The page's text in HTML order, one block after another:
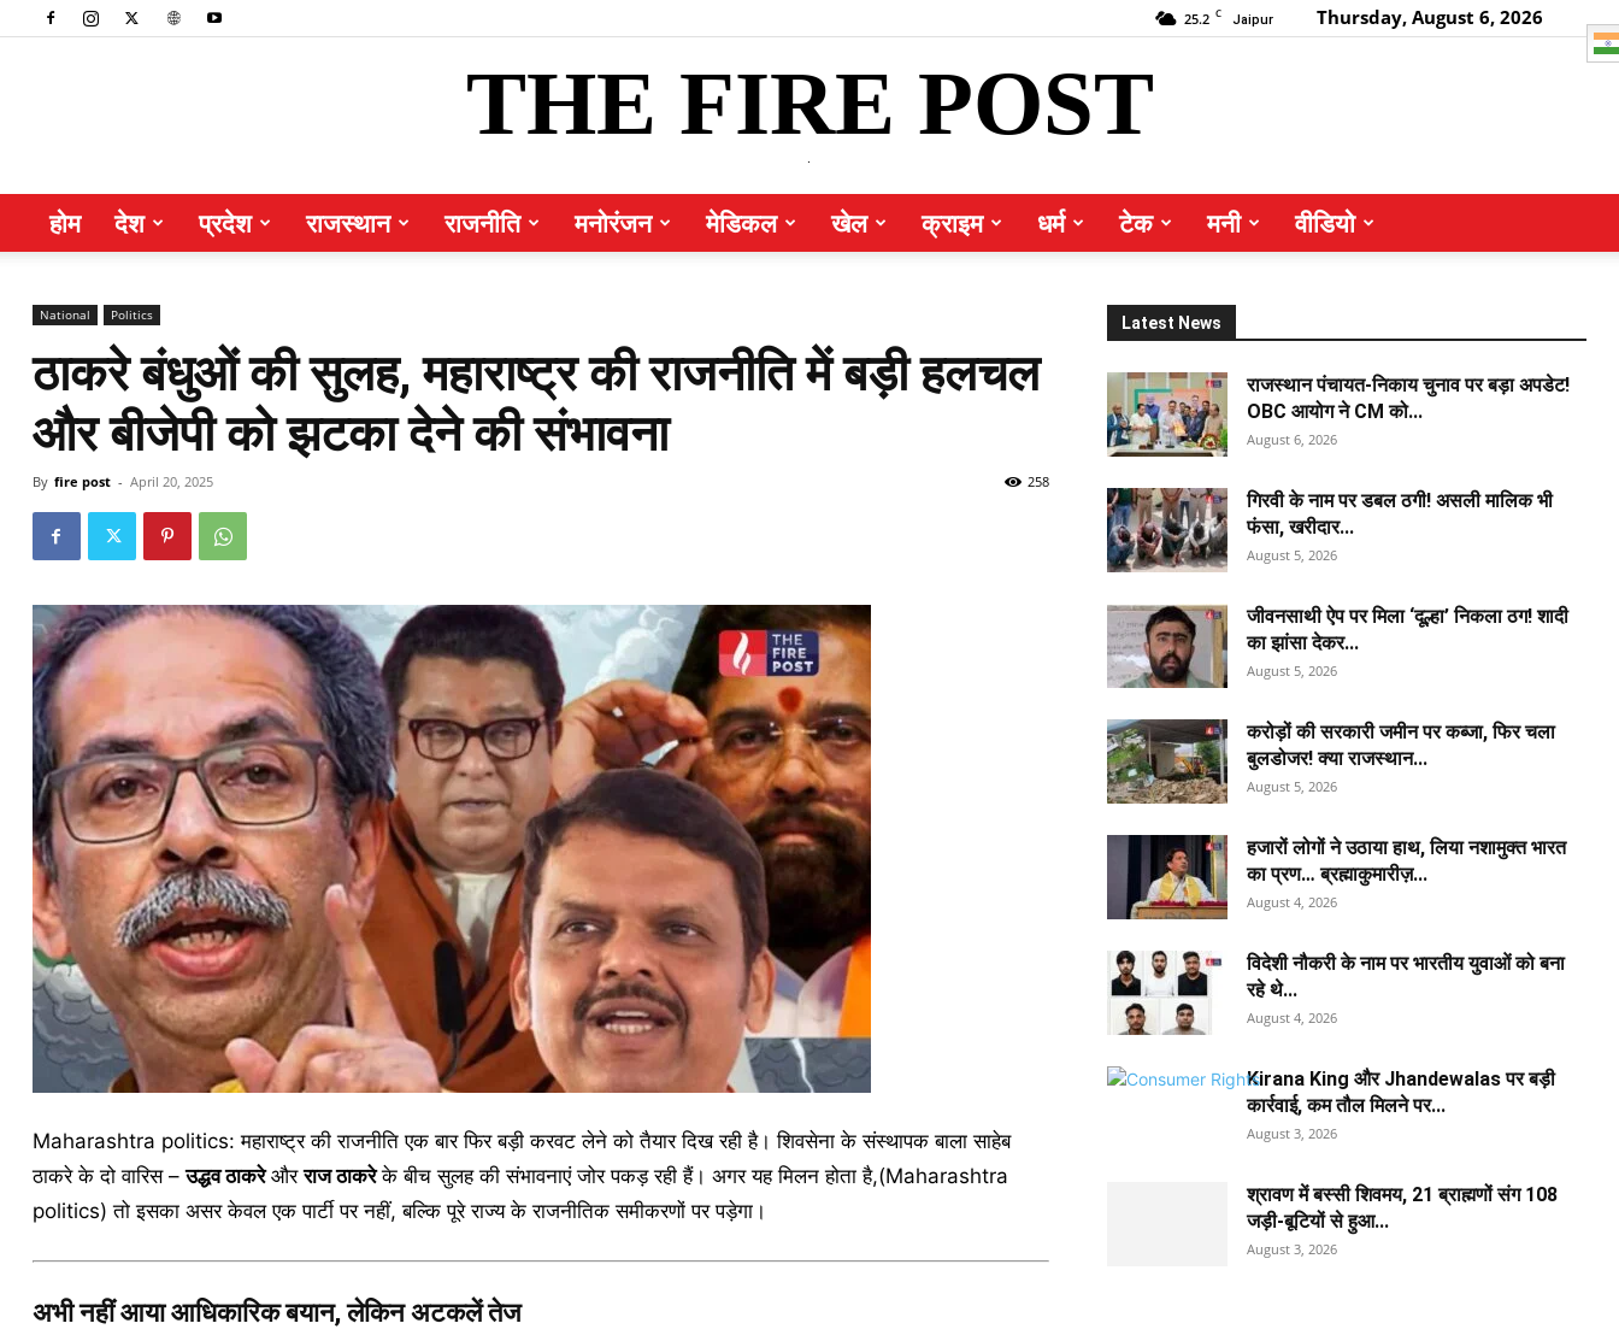
25.2 C Jaipur Thursday, August 6, 2026
THE FIRE POST
होम देश प्रदेश राजस्थान राजनीति मनोरंजन मेडिकल खेल क्राइम धर्म टेक मनी वीडियो
National Politics
ठाकरे बंधुओं की सुलह, महाराष्ट्र की राजनीति में बड़ी हलचल
और बीजेपी को झटका देने की संभावना
By fire post - April 20, 2025 258
Maharashtra politics: महाराष्ट्र की राजनीति एक बार फिर बड़ी करवट लेने को तैयार दिख रही है। शिवसेना के संस्थापक बाला साहेब
ठाकरे के दो वारिस –उद्धव ठाकरेऔरराज ठाकरेके बीच सुलह की संभावनाएं जोर पकड़ रही हैं। अगर यह मिलन होता है,(Maharashtra
politics) तो इसका असर केवल एक पार्टी पर नहीं, बल्कि पूरे राज्य के राजनीतिक समीकरणों पर पड़ेगा।
अभी नहीं आया आधिकारिक बयान, लेकिन अटकलें तेज
Latest News
राजस्थान पंचायत-निकाय चुनाव पर बड़ा अपडेट!
OBC आयोग ने CM को...
August 6, 2026
गिरवी के नाम पर डबल ठगी! असली मालिक भी
फंसा, खरीदार...
August 5, 2026
जीवनसाथी ऐप पर मिला ‘दूल्हा’ निकला ठग! शादी
का झांसा देकर...
August 5, 2026
करोड़ों की सरकारी जमीन पर कब्जा, फिर चला
बुलडोजर! क्या राजस्थान...
August 5, 2026
हजारों लोगों ने उठाया हाथ, लिया नशामुक्त भारत
का प्रण… ब्रह्माकुमारीज़...
August 4, 2026
विदेशी नौकरी के नाम पर भारतीय युवाओं को बना
रहे थे...
August 4, 2026
Kirana King और Jhandewalas पर बड़ी
कार्रवाई, कम तौल मिलने पर...
August 3, 2026
श्रावण में बस्सी शिवमय, 21 ब्राह्मणों संग 108
जड़ी-बूटियों से हुआ...
August 3, 2026